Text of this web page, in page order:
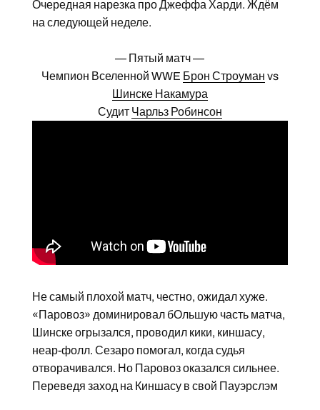
Очередная нарезка про Джеффа Харди. Ждём
на следующей неделе.
— Пятый матч —
Чемпион Вселенной WWE Брон Строуман vs
Шинске Накамура
Судит Чарльз Робинсон
Не самый плохой матч, честно, ожидал хуже.
«Паровоз» доминировал бОльшую часть матча,
Шинске огрызался, проводил кики, киншасу,
неар-фолл. Сезаро помогал, когда судья
отворачивался. Но Паровоз оказался сильнее.
Переведя заход на Киншасу в свой Пауэрслэм